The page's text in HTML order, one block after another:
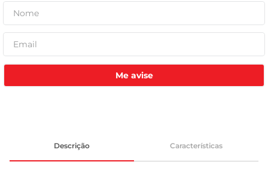
Me avise
Descrição Características